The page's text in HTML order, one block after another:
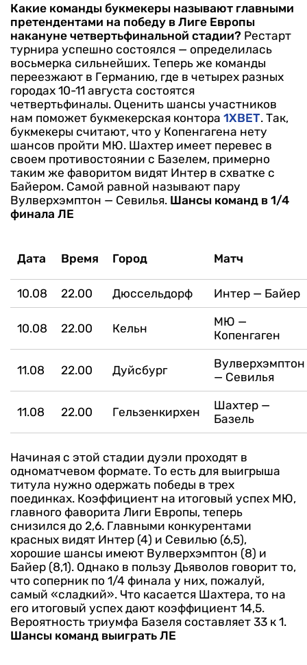
Какие команды букмекеры называют главными
претендентами на победу в Лиге Европы
накануне четвертьфинальной стадии? Рестарт
турнира успешно состоялся — определилась
восьмерка сильнейших. Теперь же команды
переезжают в Германию, где в четырех разных
городах 10-11 августа состоятся
четвертьфиналы. Оценить шансы участников
нам поможет букмекерская контора 1XBET. Так,
букмекеры считают, что у Копенгагена нету
шансов пройти МЮ. Шахтер имеет перевес в
своем противостоянии с Базелем, примерно
таким же фаворитом видят Интер в схватке с
Байером. Самой равной называют пару
Вулверхэмптон — Севилья. Шансы команд в 1/4
финала ЛЕ
Дата Время Город Матч
10.08 22.00 Дюссельдорф Интер — Байер
10.08 22.00 Кельн
МЮ —
Копенгаген
11.08 22.00 Дуйсбург
Вулверхэмптон
— Севилья
11.08 22.00 Гельзенкирхен
Шахтер —
Базель
Начиная с этой стадии дуэли проходят в
одноматчевом формате. То есть для выигрыша
титула нужно одержать победы в трех
поединках. Коэффициент на итоговый успех МЮ,
главного фаворита Лиги Европы, теперь
снизился до 2,6. Главными конкурентами
красных видят Интер (4) и Севилью (6,5),
хорошие шансы имеют Вулверхэмптон (8) и
Байер (8,1). Однако в пользу Дьяволов говорит то,
что соперник по 1/4 финала у них, пожалуй,
самый «сладкий». Что касается Шахтера, то на
его итоговый успех дают коэффициент 14,5.
Вероятность триумфа Базеля составляет 33 к 1.
Шансы команд выиграть ЛЕ